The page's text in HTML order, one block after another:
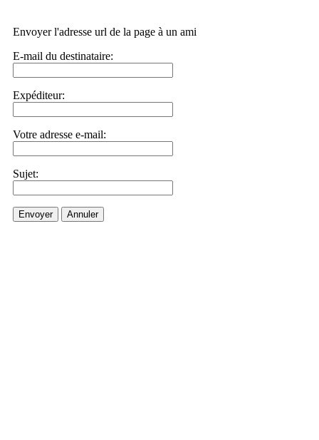
Envoyer l'adresse url de la page à un ami
E-mail du destinataire:
Expéditeur:
Votre adresse e-mail:
Sujet:
Envoyer Annuler